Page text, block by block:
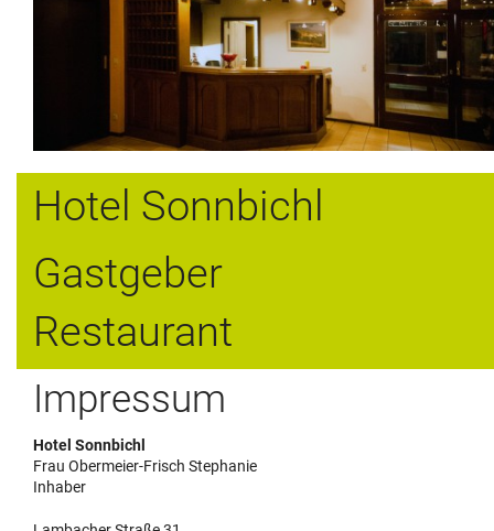
Hotel Sonnbichl
Gastgeber
Restaurant
Impressum
Hotel Sonnbichl
Frau Obermeier-Frisch Stephanie
Inhaber